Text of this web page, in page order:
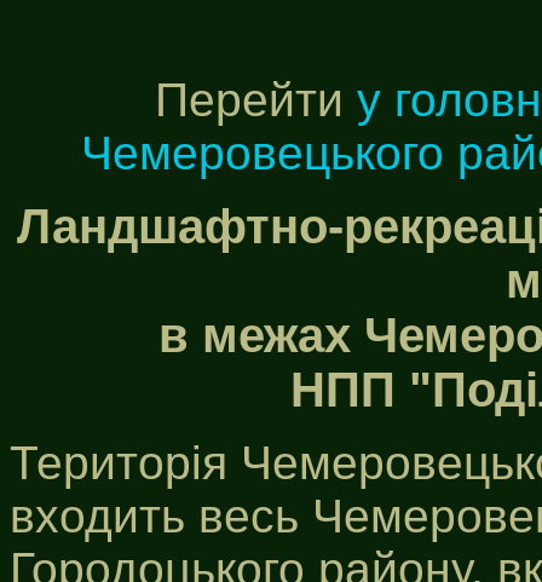
Перейти у
Чемеровецького
Ландшафтно-
в межах
НПП
Територія
входить весь
Городоцького району,